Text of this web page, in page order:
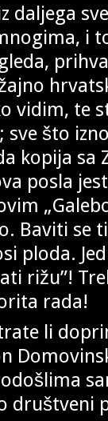
daljega
i
vidim, te
sve što
kopija sa
posla
Baviti se
ploda.
rižu”!
rada!
li
društveni